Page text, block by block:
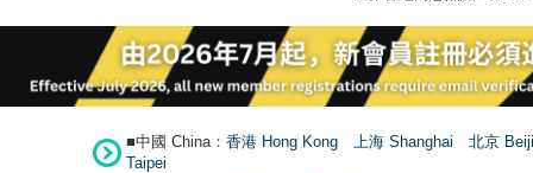
■中國 China： 香港 Hong Kong 上海 Shanghai
北京
Taipei